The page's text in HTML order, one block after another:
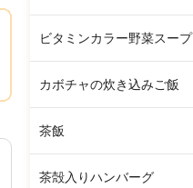
ビタミンカラー野菜スープ
カボチャの炊き込みご飯
茶飯
茶殻入りハンバーグ